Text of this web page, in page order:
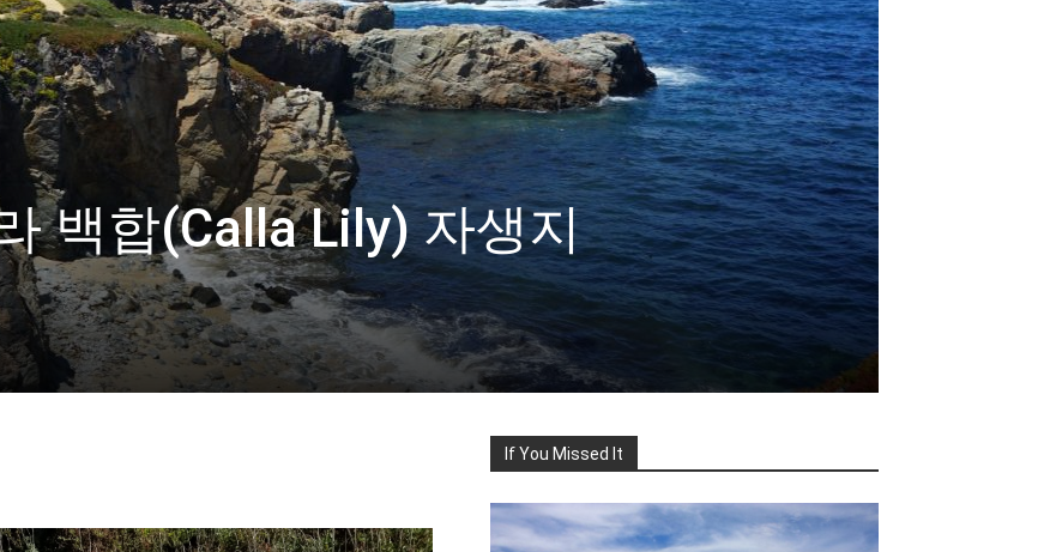
백합(Calla Lily) 자생지
If You Missed It